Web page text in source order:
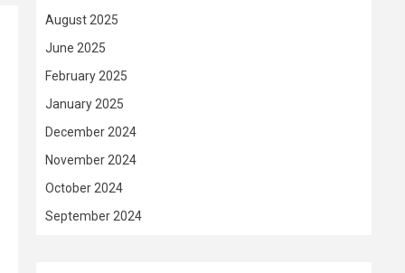
August 2025
June 2025
February 2025
January 2025
December 2024
November 2024
October 2024
September 2024